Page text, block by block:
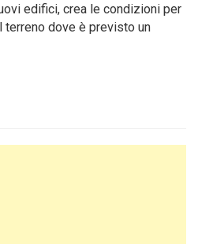
edifici, crea le condizioni per
terreno dove è previsto un